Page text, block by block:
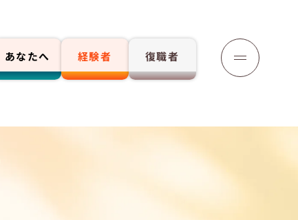
あなたへ 経験者 復職者